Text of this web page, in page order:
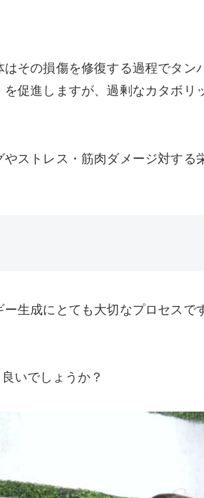
その損傷を修復する過程でタン
促進しますが、過剰なカタボリ
ストレス・筋肉ダメージ対する
生成にとても大切なプロセスで
いでしょうか？